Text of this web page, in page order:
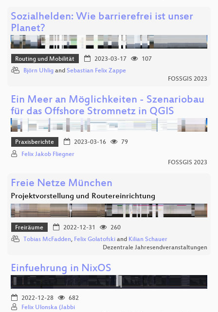
Sozialhelden: Wie barrierefrei ist unser
Planet?
Routing und Mobilität 2023-03-17
107
Björn Uhlig and Sebastian Felix Zappe
FOSSGIS 2023
Ein Meer an Möglichkeiten - Szenariobau
für das Offshore Stromnetz in QGIS
Praxisberichte 2023-03-16
79
Felix Jakob Fliegner
FOSSGIS 2023
Freie Netze München
Projektvorstellung und Routereinrichtung
Freiräume 2022-12-31
260
Tobias McFadden, Felix Golatofski and Kilian Schauer
Dezentrale Jahresendveranstaltungen
Einfuehrung in NixOS
2022-12-28
682
Felix Ulonska (Jabbi